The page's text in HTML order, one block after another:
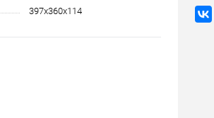
397х360х114